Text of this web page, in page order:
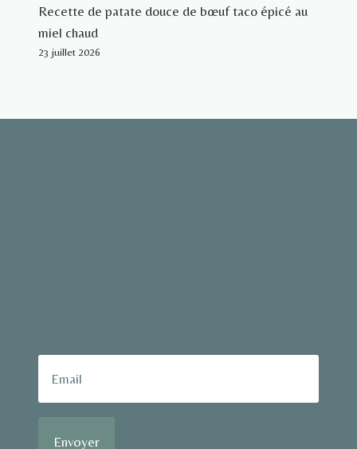
Recette de patate douce de bœuf taco épicé au
miel chaud
23 juillet 2026
Envoyer